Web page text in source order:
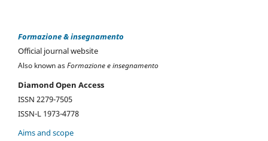
Formazione & insegnamento
Official journal website
Also known asFormazione e insegnamento
Diamond Open Access
ISSN 2279-7505
ISSN-L 1973-4778
Aims and scope